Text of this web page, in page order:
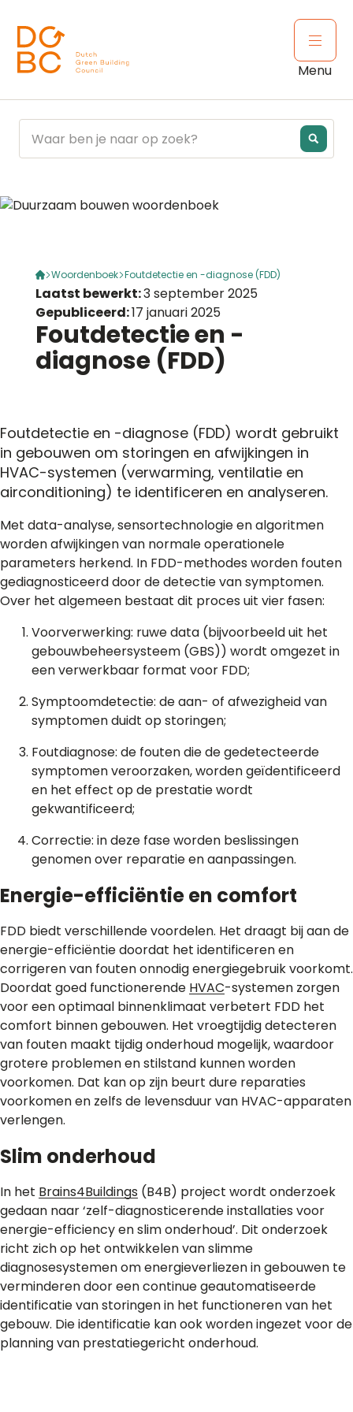
Open
Menu
Woordenboek Foutdetectie en -diagnose (FDD)
Laatst bewerkt:3 september 2025
Gepubliceerd:17 januari 2025
Foutdetectie en -
diagnose (FDD)
Foutdetectie en -diagnose (FDD) wordt gebruikt
in gebouwen om storingen en afwijkingen in
HVAC-systemen (verwarming, ventilatie en
airconditioning) te identificeren en analyseren.
Met data-analyse, sensortechnologie en algoritmen
worden afwijkingen van normale operationele
parameters herkend. In FDD-methodes worden fouten
gediagnosticeerd door de detectie van symptomen.
Over het algemeen bestaat dit proces uit vier fasen:
Voorverwerking: ruwe data (bijvoorbeeld uit het
gebouwbeheersysteem (GBS)) wordt omgezet in
een verwerkbaar format voor FDD;
Symptoomdetectie: de aan- of afwezigheid van
symptomen duidt op storingen;
Foutdiagnose: de fouten die de gedetecteerde
symptomen veroorzaken, worden geïdentificeerd
en het effect op de prestatie wordt
gekwantificeerd;
Correctie: in deze fase worden beslissingen
genomen over reparatie en aanpassingen.
Energie-efficiëntie en comfort
FDD biedt verschillende voordelen. Het draagt bij aan de
energie-efficiëntie doordat het identificeren en
corrigeren van fouten onnodig energiegebruik voorkomt.
Doordat goed functionerende HVAC-systemen zorgen
voor een optimaal binnenklimaat verbetert FDD het
comfort binnen gebouwen. Het vroegtijdig detecteren
van fouten maakt tijdig onderhoud mogelijk, waardoor
grotere problemen en stilstand kunnen worden
voorkomen. Dat kan op zijn beurt dure reparaties
voorkomen en zelfs de levensduur van HVAC-apparaten
verlengen.
Slim onderhoud
In het Brains4Buildings (B4B) project wordt onderzoek
gedaan naar ‘zelf-diagnosticerende installaties voor
energie-efficiency en slim onderhoud’. Dit onderzoek
richt zich op het ontwikkelen van slimme
diagnosesystemen om energieverliezen in gebouwen te
verminderen door een continue geautomatiseerde
identificatie van storingen in het functioneren van het
gebouw. Die identificatie kan ook worden ingezet voor de
planning van prestatiegericht onderhoud.